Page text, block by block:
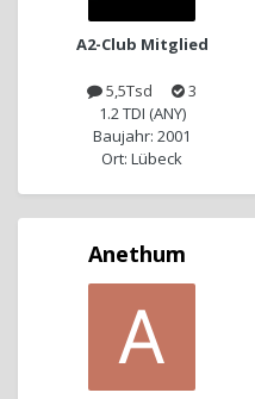
A2-Club Mitglied
5,5Tsd
3
1.2 TDI (ANY)
Baujahr: 2001
Ort: Lübeck
Anethum